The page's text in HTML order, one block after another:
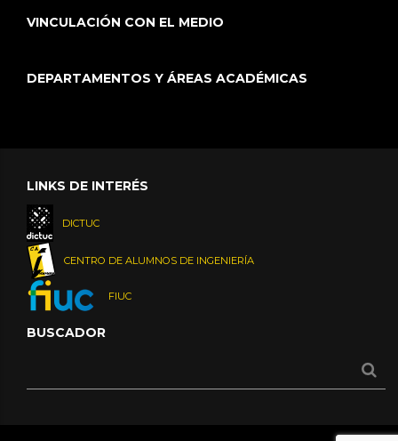
VINCULACIÓN CON EL MEDIO
DEPARTAMENTOS Y ÁREAS ACADÉMICAS
LINKS DE INTERÉS
DICTUC
CENTRO DE ALUMNOS DE INGENIERÍA
FIUC
BUSCADOR